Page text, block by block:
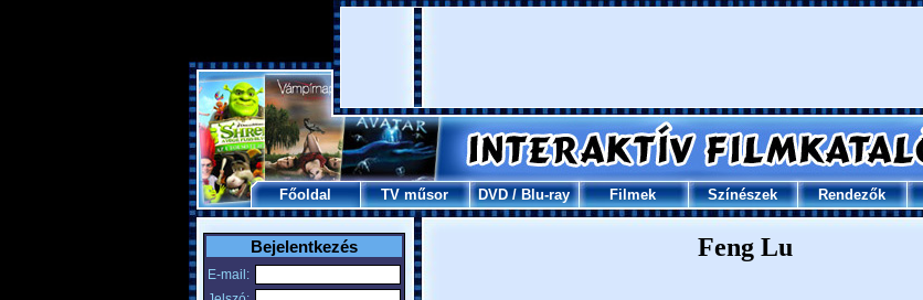
Főoldal TV műsor DVD/Blu-ray Filmek Színészek Rendezők
Bejelentkezés
E-mail:
Feng Lu